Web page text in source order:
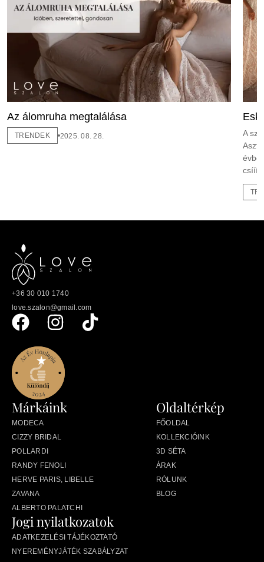
Az álomruha megtalálása
TRENDEK 2025. 08. 28.
A
csíííí.
+36 30 010 1740
love.szalon@gmail.com
Oldaltérkép
FŐOLDAL
KOLLEKCIÓINK
3D SÉTA
ÁRAK
RÓLUNK
BLOG
Márkáink
MODECA
CIZZY BRIDAL
POLLARDI
RANDY FENOLI
HERVE PARIS, LIBELLE
ZAVANA
ALBERTO PALATCHI
Jogi nyilatkozatok
ADATKEZELÉSI TÁJÉKOZTATÓ
NYEREMÉNYJÁTÉK SZABÁLYZAT